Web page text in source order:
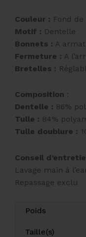
Couleur : Fond
Motif : Dentelle
Bonnets : A
Fermeture : A
Bretelles :
Composition :
Dentelle : 86%
Tulle : 84%
Tulle doublure :
Conseil
Lavage main à
Repassage exclu
Poids
Taille(s)